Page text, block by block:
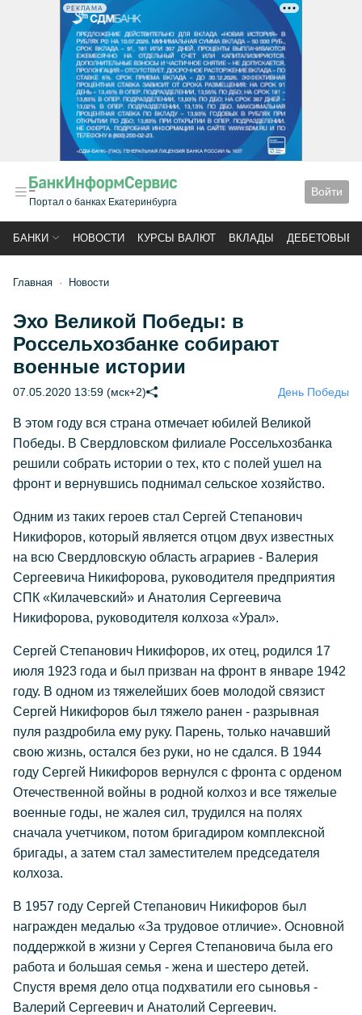
РЕКЛАМА
Портал о банках Екатеринбурга
Войти
БАНКИ НОВОСТИ КУРСЫ ВАЛЮТ ВКЛАДЫ ДЕБЕТОВЫЕ
Главная Новости
Эхо Великой Победы: в
Россельхозбанке собирают
военные истории
07.05.2020 13:59 (мск+2) День Победы
В этом году вся страна отмечает юбилей Великой
Победы. В Свердловском филиале Россельхозбанка
решили собрать истории о тех, кто с полей ушел на
фронт и вернувшись поднимал сельское хозяйство.
Одним из таких героев стал Сергей Степанович
Никифоров, который является отцом двух известных
на всю Свердловскую область аграриев - Валерия
Сергеевича Никифорова, руководителя предприятия
СПК «Килачевский» и Анатолия Сергеевича
Никифорова, руководителя колхоза «Урал».
Сергей Степанович Никифоров, их отец, родился 17
июля 1923 года и был призван на фронт в январе 1942
году. В одном из тяжелейших боев молодой связист
Сергей Никифоров был тяжело ранен - разрывная
пуля раздробила ему руку. Парень, только начавший
свою жизнь, остался без руки, но не сдался. В 1944
году Сергей Никифоров вернулся с фронта с орденом
Отечественной войны в родной колхоз и все тяжелые
военные годы, не жалея сил, трудился на полях
сначала учетчиком, потом бригадиром комплексной
бригады, а затем стал заместителем председателя
колхоза.
В 1957 году Сергей Степанович Никифоров был
награжден медалью «За трудовое отличие». Основной
поддержкой в жизни у Сергея Степановича была его
работа и большая семья - жена и шестеро детей.
Спустя время дело отца подхватили его сыновья -
Валерий Сергеевич и Анатолий Сергеевич.